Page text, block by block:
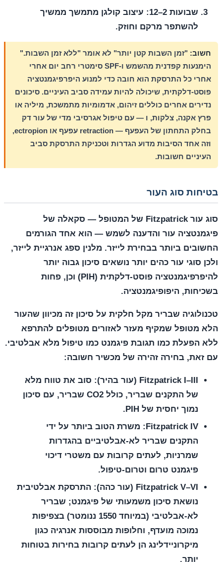
שבועות 2–12:
עיצוב קולגן מתמשך ממשיך
להשתפר מרקם וחוזק.
חשוב: "זמן השבות קטן יותר" לא אומר "ללא זמן השבות."
הימנעות קפדנית מהשמש ו-SPF סימטרי רחב יום אחרי
אחרי כל התרסקת הוא חובה כדי למנוע היפרפיגמנטציה
פוסט-דלקתית, שיכולה להיות עמידה סביב העיניים. סיכונים
נדירים אחרים כוללים זיהום, אדמומיות מתמשכת, מיליה או
פרץ אקנה, צלקות, ו — עם טיפול אגרסיבי מדי של עור דק
בחלק התחתון של העפעף — retraction עפעף או ectropion,
וזה אחד הסיבות מדוע הגדרות וטכניקת התרסקת סביב
העיניים חשובות.
בטיחות סוג העור
סוג עור Fitzpatrick של המטופל — סקאלה של
פיגמנטציה עור והדענה לשמש — הוא אחד הגורמים
החשובים ביותר בבחירת לייזר. מלנין ספג אנרגיית לייזר,
ולכן סוגי עור כהים יותר נושאים סיכון גבוה יותר
להיפרפיגמנטציה פוסט-דלקתית (PIH) וכן, פחות
בשכיחות, היפופיגמנטציה.
טכנולוגיה שבריר מקל חלקית על סיכון זה מכיוון שהעור
הלא מטופל שמקיף מעזר לאזורים מטופלים להתרפא
ללא הפעלת כמו תגובת פיגמנט כמו טיפול מלא אבלטיבי.
עם זאת, בחירה זהירה של מכשיר חשובה:
Fitzpatrick I–III (עור בהיר):
סוב את טווח מלא
של התקנים שבריר, כולל CO2 שבריר, עם סיכון
נמוך יחסית של PIH.
Fitzpatrick IV:
משרת הטוב ביותר על ידי
התקנים שבריר לא-אבלטיביים בהגדרות
שמרניות, לעתים קרובות עם משטרי דיכוי
פיגמנט טרום וטרום-טיפול.
Fitzpatrick V–VI (עור כהה):
התרסקת אבלטיבית
נושאת סיכון משמעותי של פיגמנט; שבריר
לא-אבלטיבי (במיוחד 1550 ננומטר) בצפיפות
נמוכה מועדף, וחלופות מבוססות אנרגיה כגון
מיקרוניידלינג הן לעתים קרובות בחירות בטוחות
יותר.